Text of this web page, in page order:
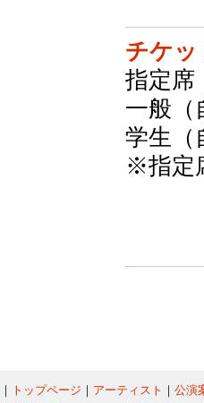
チケッ
指定席
一般（
学生（
※指定
｜ トップページ ｜ アーティスト ｜ 公演